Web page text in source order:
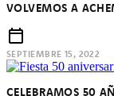
VOLVEMOS A
SEPTIEMBRE 15, 2022
CELEBRAMOS 50